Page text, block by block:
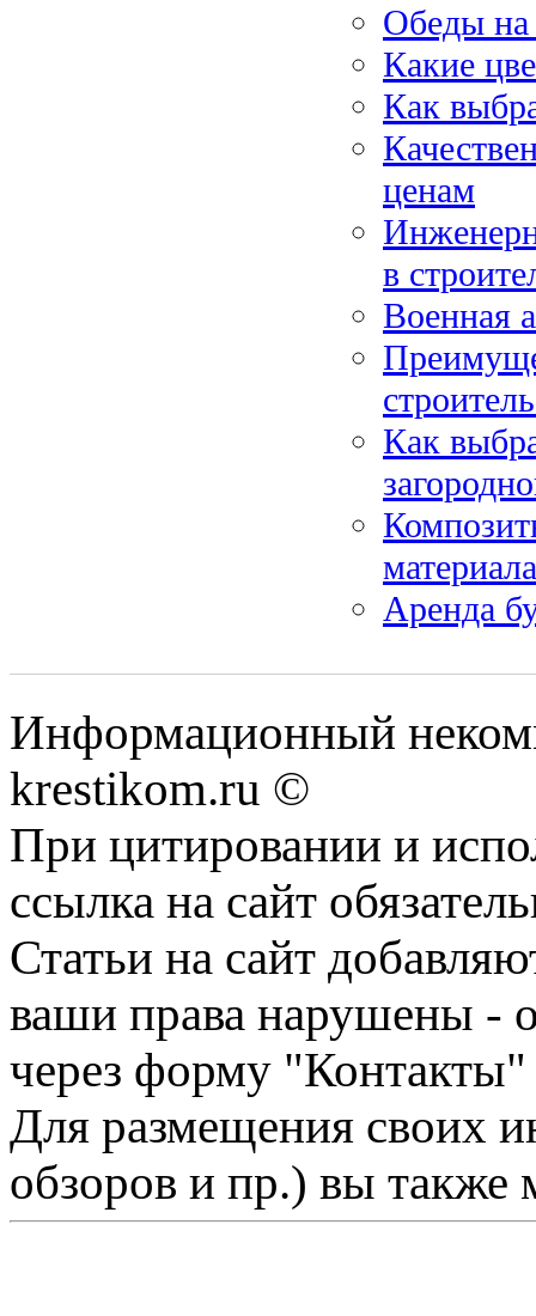
Обеды на
Какие
Как
ценам
в
Военная
Как
материала
Аренда
Информационный
krestikom.ru ©
При цитировании и
ссылка на сайт
Статьи на сайт
ваши права нарушены -
через форму "Контакты"
Для размещения своих
обзоров и пр.) вы также